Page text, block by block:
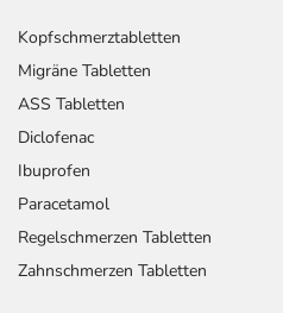
Kopfschmerztabletten
Migräne Tabletten
ASS Tabletten
Diclofenac
Ibuprofen
Paracetamol
Regelschmerzen Tabletten
Zahnschmerzen Tabletten